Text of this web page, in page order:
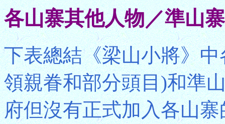
各山寨其他人物／準山
下表總結《梁山小將》
領親眷和部分頭目)和準
府但沒有正式加入各山